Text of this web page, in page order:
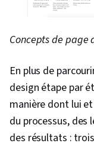
Concepts de page
En plus de
design étape par
manière dont lui
du processus, des
des résultats :